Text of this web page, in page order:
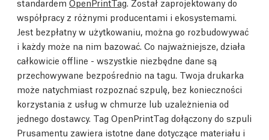
standardem OpenPrintTag. Został zaprojektowany do
współpracy z różnymi producentami i ekosystemami.
Jest bezpłatny w użytkowaniu, można go rozbudowywać
i każdy może na nim bazować. Co najważniejsze, działa
całkowicie offline - wszystkie niezbędne dane są
przechowywane bezpośrednio na tagu. Twoja drukarka
może natychmiast rozpoznać szpulę, bez konieczności
korzystania z usług w chmurze lub uzależnienia od
jednego dostawcy. Tag OpenPrintTag dołączony do szpuli
Prusamentu zawiera istotne dane dotyczące materiału i